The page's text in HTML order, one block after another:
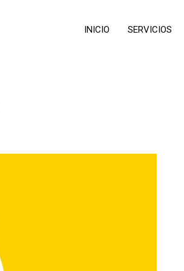
INICIO SERVICIOS